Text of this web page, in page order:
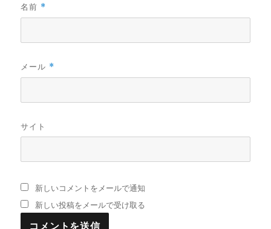
名前 *
メール *
サイト
新しいコメントをメールで通知
新しい投稿をメールで受け取る